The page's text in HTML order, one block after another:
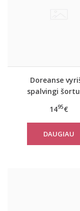
Doreanse
spalvingi
1495€
DAUGIAU